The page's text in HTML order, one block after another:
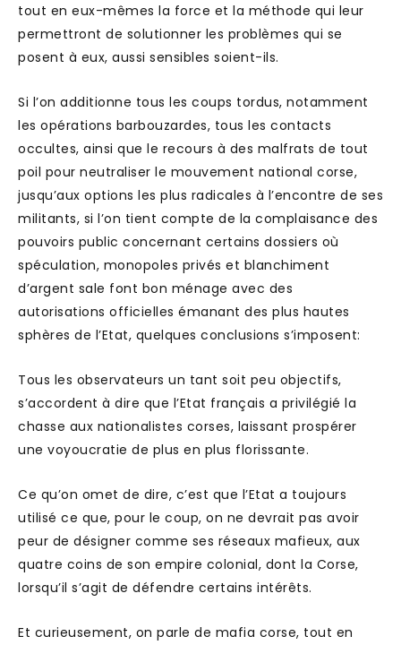
tout en eux-mêmes la force et la méthode qui leur
permettront de solutionner les problèmes qui se
posent à eux, aussi sensibles soient-ils.
Si l’on additionne tous les coups tordus, notamment
les opérations barbouzardes, tous les contacts
occultes, ainsi que le recours à des malfrats de tout
poil pour neutraliser le mouvement national corse,
jusqu’aux options les plus radicales à l’encontre de ses
militants, si l’on tient compte de la complaisance des
pouvoirs public concernant certains dossiers où
spéculation, monopoles privés et blanchiment
d’argent sale font bon ménage avec des
autorisations officielles émanant des plus hautes
sphères de l’Etat, quelques conclusions s’imposent:
Tous les observateurs un tant soit peu objectifs,
s’accordent à dire que l’Etat français a privilégié la
chasse aux nationalistes corses, laissant prospérer
une voyoucratie de plus en plus florissante.
Ce qu’on omet de dire, c’est que l’Etat a toujours
utilisé ce que, pour le coup, on ne devrait pas avoir
peur de désigner comme ses réseaux mafieux, aux
quatre coins de son empire colonial, dont la Corse,
lorsqu’il s’agit de défendre certains intérêts.
Et curieusement, on parle de mafia corse, tout en